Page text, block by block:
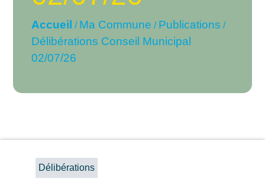
Accueil / Ma Commune / Publications /
Délibérations Conseil Municipal
02/07/26
Délibérations